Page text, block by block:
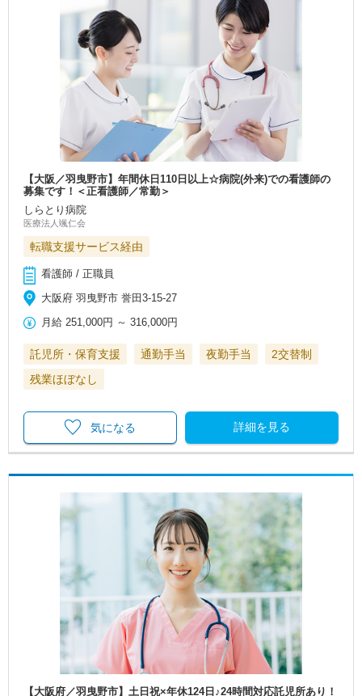
【大阪／羽曳野市】年間休日110日以上☆病院(外来)での看護師の
募集です！＜正看護師／常勤＞
しらとり病院
医療法人颯仁会
転職支援サービス経由
看護師 / 正職員
大阪府 羽曳野市 誉田3-15-27
月給 251,000円 ～316,000円
託児所・保育支援 通勤手当 夜勤手当
2交替制
残業ほぼなし
詳細を見る
気になる
【大阪府／羽曳野市】土日祝×年休124日♪24時間対応託児所あり！